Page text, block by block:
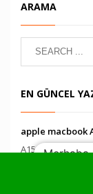
ARAMA
EN GÜNCEL
apple macbook
A1502 Adaptör
Merhaba,